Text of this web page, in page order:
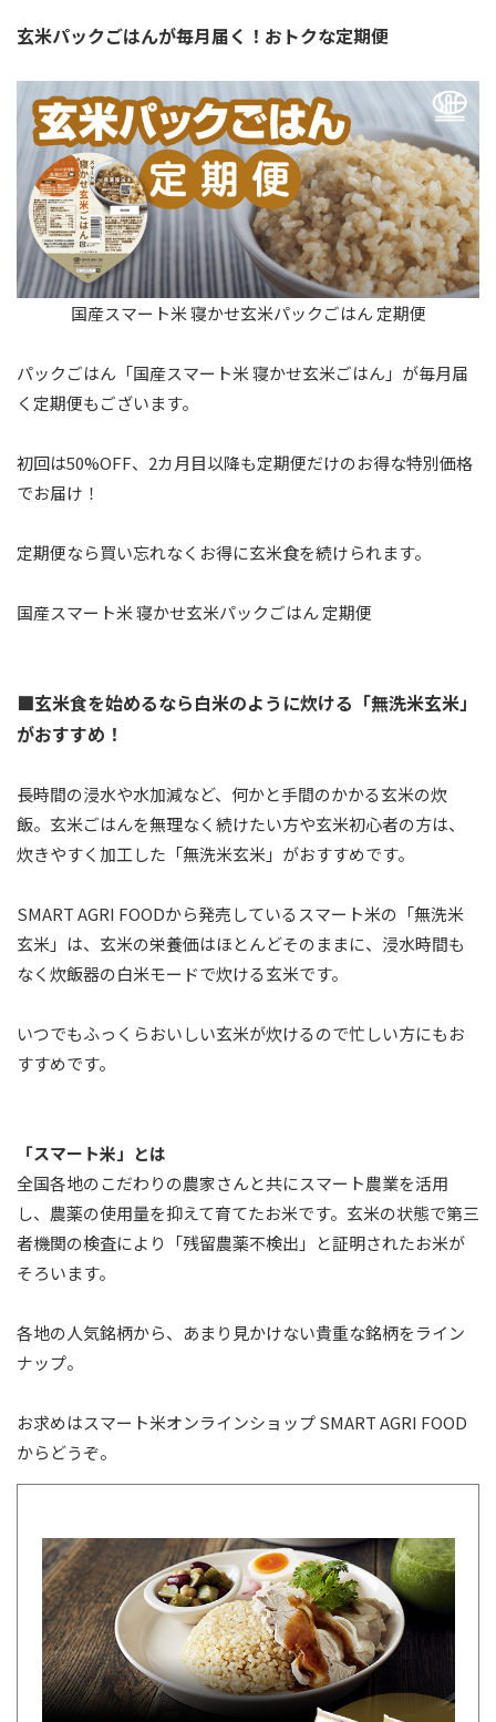
玄米パックごはんが毎月届く！おトクな定期便
国産スマート米 寝かせ玄米パックごはん 定期便
パックごはん「国産スマート米 寝かせ玄米ごはん」が毎月届
く定期便もございます。
初回は50%OFF、2カ月目以降も定期便だけのお得な特別価格
でお届け！
定期便なら買い忘れなくお得に玄米食を続けられます。
国産スマート米 寝かせ玄米パックごはん 定期便
■玄米食を始めるなら白米のように炊ける「無洗米玄米」
がおすすめ！
長時間の浸水や水加減など、何かと手間のかかる玄米の炊
飯。玄米ごはんを無理なく続けたい方や玄米初心者の方は、
炊きやすく加工した「無洗米玄米 」がおすすめです。
SMART AGRI FOODから発売しているスマート米の「無洗米
玄米」は、玄米の栄養価はほとんどそのままに、浸水時間も
なく炊飯器の白米モードで炊ける玄米です。
いつでもふっくらおいしい玄米が炊けるので忙しい方にもお
すすめです。
「スマート米」とは
全国各地のこだわりの農家さんと共にスマート農業を活用
し、農薬の使用量を抑えて育てたお米です。玄米の状態で第三
者機関の検査により「残留農薬不検出」と証明されたお米が
そろいます。
各地の人気銘柄から、あまり見かけない貴重な銘柄をライン
ナップ。
お求めはスマート米オンラインショップSMART AGRI FOOD
からどうぞ。